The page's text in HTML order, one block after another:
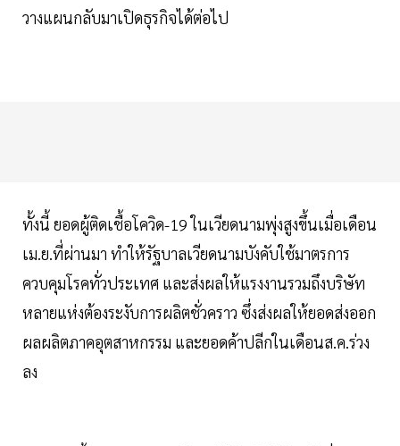
วางแผนกลับมาเปิดธุรกิจได้ต่อไป
ทั้งนี้ ยอดผู้ติดเชื้อโควิด-19 ในเวียดนามพุ่งสูงขึ้นเมื่อเดือน
เม.ย.ที่ผ่านมา ทำให้รัฐบาลเวียดนามบังคับใช้มาตรการ
ควบคุมโรคทั่วประเทศ และส่งผลให้แรงงานรวมถึงบริษัท
หลายแห่งต้องระงับการผลิตชั่วคราว ซึ่งส่งผลให้ยอดส่งออก
ผลผลิตภาคอุตสาหกรรม และยอดค้าปลีกในเดือนส.ค.ร่วง
ลง